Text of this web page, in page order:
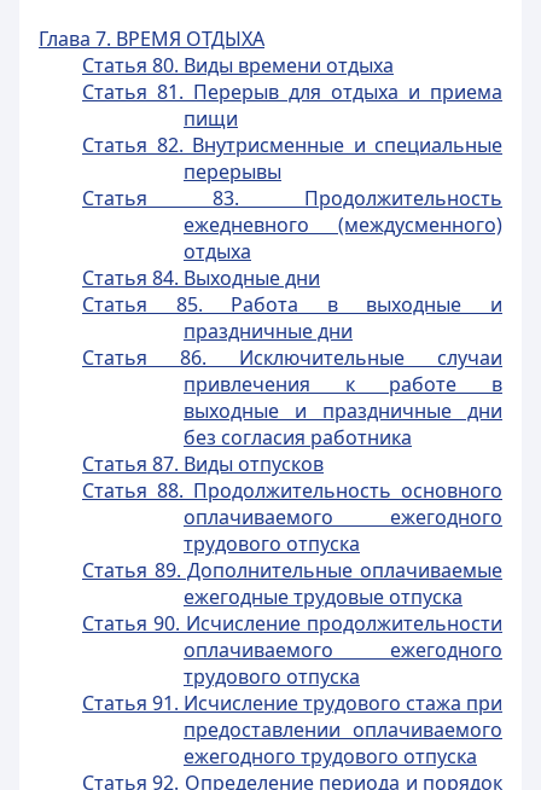
Глава 7. ВРЕМЯ ОТДЫХА
Статья 80. Виды времени отдыха
Статья 81. Перерыв для отдыха и приема
пищи
Статья 82. Внутрисменные и специальные
перерывы
Статья 83. Продолжительность
ежедневного (междусменного)
отдыха
Статья 84. Выходные дни
Статья 85. Работа в выходные и
праздничные дни
Статья 86. Исключительные случаи
привлечения к работе в
выходные и праздничные дни
без согласия работника
Статья 87. Виды отпусков
Статья 88. Продолжительность основного
оплачиваемого ежегодного
трудового отпуска
Статья 89. Дополнительные оплачиваемые
ежегодные трудовые отпуска
Статья 90. Исчисление продолжительности
оплачиваемого ежегодного
трудового отпуска
Статья 91. Исчисление трудового стажа при
предоставлении оплачиваемого
ежегодного трудового отпуска
Статья 92. Определение периода и порядок